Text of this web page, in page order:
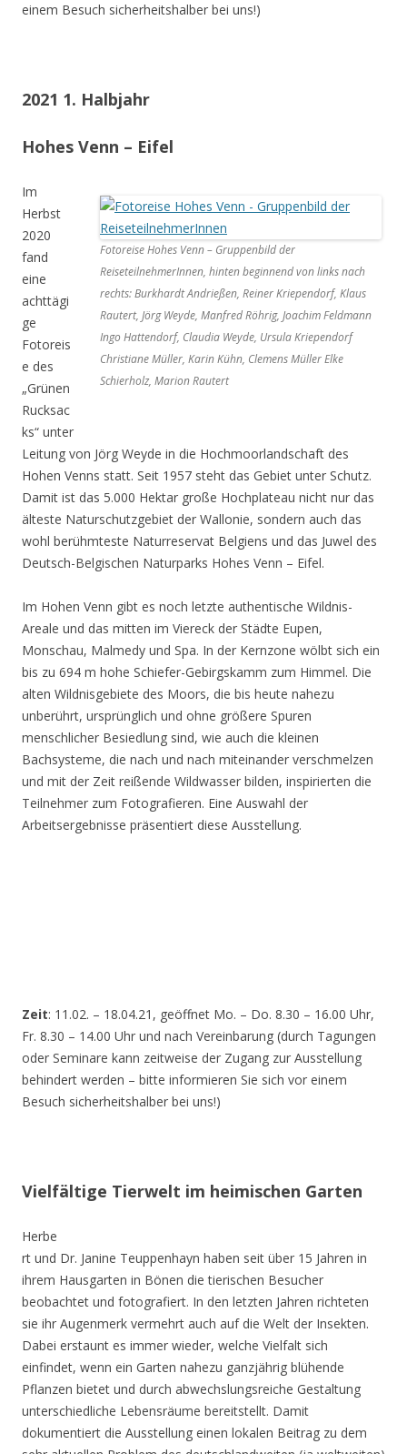
einem Besuch sicherheitshalber bei uns!)
2021 1. Halbjahr
Hohes Venn – Eifel
Fotoreise Hohes Venn – Gruppenbild der
ReiseteilnehmerInnen, hinten beginnend von links nach
rechts: Burkhardt Andrießen, Reiner Kriependorf, Klaus
Rautert, Jörg Weyde, Manfred Röhrig, Joachim Feldmann
Ingo Hattendorf, Claudia Weyde, Ursula Kriependorf
Christiane Müller, Karin Kühn, Clemens Müller Elke
Schierholz, Marion Rautert
Im
Herbst
2020
fand
eine
achttägi
ge
Fotoreis
e des
„Grünen
Rucksac
ks“ unter
Leitung von Jörg Weyde in die Hochmoorlandschaft des
Hohen Venns statt. Seit 1957 steht das Gebiet unter Schutz.
Damit ist das 5.000 Hektar große Hochplateau nicht nur das
älteste Naturschutzgebiet der Wallonie, sondern auch das
wohl berühmteste Naturreservat Belgiens und das Juwel des
Deutsch-Belgischen Naturparks Hohes Venn – Eifel.
Im Hohen Venn gibt es noch letzte authentische Wildnis-
Areale und das mitten im Viereck der Städte Eupen,
Monschau, Malmedy und Spa. In der Kernzone wölbt sich ein
bis zu 694 m hohe Schiefer-Gebirgskamm zum Himmel. Die
alten Wildnisgebiete des Moors, die bis heute nahezu
unberührt, ursprünglich und ohne größere Spuren
menschlicher Besiedlung sind, wie auch die kleinen
Bachsysteme, die nach und nach miteinander verschmelzen
und mit der Zeit reißende Wildwasser bilden, inspirierten die
Teilnehmer zum Fotografieren. Eine Auswahl der
Arbeitsergebnisse präsentiert diese Ausstellung.
Zeit: 11.02. – 18.04.21, geöffnet Mo. – Do. 8.30 – 16.00 Uhr,
Fr. 8.30 – 14.00 Uhr und nach Vereinbarung (durch Tagungen
oder Seminare kann zeitweise der Zugang zur Ausstellung
behindert werden – bitte informieren Sie sich vor einem
Besuch sicherheitshalber bei uns!)
Vielfältige Tierwelt im heimischen Garten
Herbe
rt und Dr. Janine Teuppenhayn haben seit über 15 Jahren in
ihrem Hausgarten in Bönen die tierischen Besucher
beobachtet und fotografiert. In den letzten Jahren richteten
sie ihr Augenmerk vermehrt auch auf die Welt der Insekten.
Dabei erstaunt es immer wieder, welche Vielfalt sich
einfindet, wenn ein Garten nahezu ganzjährig blühende
Pflanzen bietet und durch abwechslungsreiche Gestaltung
unterschiedliche Lebensräume bereitstellt. Damit
dokumentiert die Ausstellung einen lokalen Beitrag zu dem